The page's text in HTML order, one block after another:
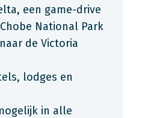
een game-drive
National Park
de Victoria
lodges en
in alle